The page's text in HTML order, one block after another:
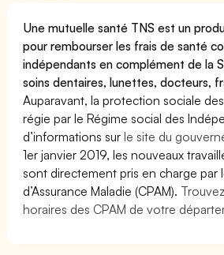
Une mutuelle santé TNS est un
pour rembourser les frais de santé
indépendants en complément de la
soins dentaires, lunettes, docteurs,
Auparavant, la protection sociale
régie par le Régime social des
d’informations surle site du
1er janvier 2019, les nouveaux
sont directement pris en charge par
d’Assurance Maladie (CPAM).
horaires des CPAM de votre